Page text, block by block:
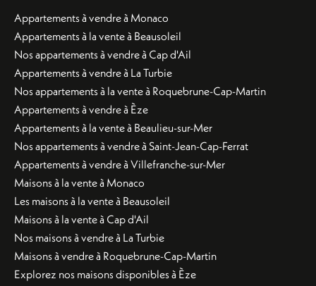
Appartements à vendre à Monaco
Appartements à la vente à Beausoleil
Nos appartements à vendre à Cap d'Ail
Appartements à vendre à La Turbie
Nos appartements à la vente à Roquebrune-Cap-Martin
Appartements à vendre à Èze
Appartements à la vente à Beaulieu-sur-Mer
Nos appartements à vendre à Saint-Jean-Cap-Ferrat
Appartements à vendre à Villefranche-sur-Mer
Maisons à la vente à Monaco
Les maisons à la vente à Beausoleil
Maisons à la vente à Cap d'Ail
Nos maisons à vendre à La Turbie
Maisons à vendre à Roquebrune-Cap-Martin
Explorez nos maisons disponibles à Èze